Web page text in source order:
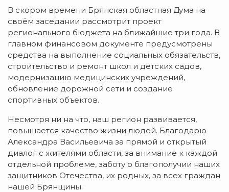
В скором времени Брянская областная Дума на
своём заседании рассмотрит проект
регионального бюджета на ближайшие три года. В
главном финансовом документе предусмотрены
средства на выполнение социальных обязательств,
строительство и ремонт школ и детских садов,
модернизацию медицинских учреждений,
обновление дорожной сети и создание
спортивных объектов.
Несмотря ни на что, наш регион развивается,
повышается качество жизни людей. Благодарю
Александра Васильевича за прямой и открытый
диалог с жителями области, за внимание к каждой
отдельной проблеме, заботу о благополучии наших
защитников Отечества, их родных, за всех граждан
нашей Брянщины.